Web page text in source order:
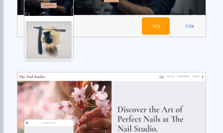
צפה בחר